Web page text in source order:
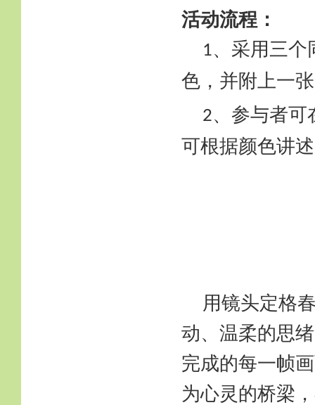
活动流程：
1、采用三个
色，并附上一
2、参与者可
可根据颜色讲
用镜头定格
动、温柔的思
完成的每一帧
为心灵的桥梁